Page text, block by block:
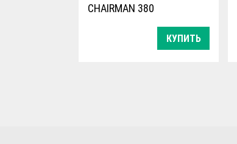
CHAIRMAN 380
КУПИТЬ